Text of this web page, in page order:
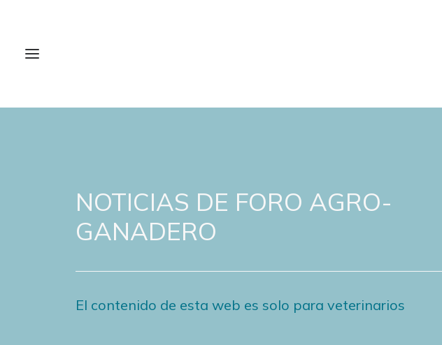
NOTICIAS DE FORO AGRO-
GANADERO
El contenido de esta web es solo para veterinarios